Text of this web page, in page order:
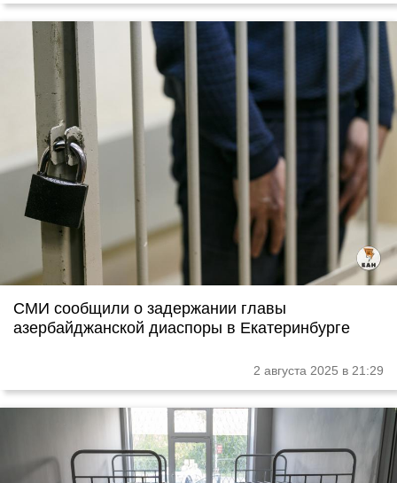
СМИ сообщили о задержании главы
азербайджанской диаспоры в Екатеринбурге
2 августа 2025 в 21:29